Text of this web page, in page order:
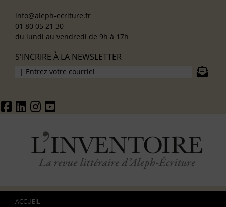
info@aleph-ecriture.fr
01 80 05 21 30
du lundi au vendredi de 9h à 17h
S'INCRIRE À LA NEWSLETTER
ACCUEIL